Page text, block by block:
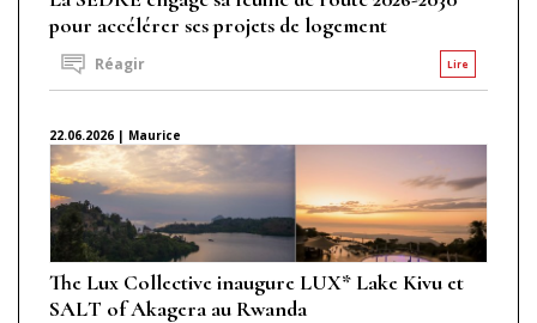
pour accélérer ses projets de logement
Lire
Réagir
22.06.2026 | Maurice
The Lux Collective inaugure LUX* Lake Kivu et
SALT of Akagera au Rwanda